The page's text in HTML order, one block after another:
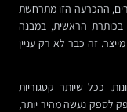
ההכרעה הזו מתרחשת
הראשית, במבנה
זה כבר לא רק עניין
ככל שיותר קטגוריות
לספק נעשה מהיר יותר,